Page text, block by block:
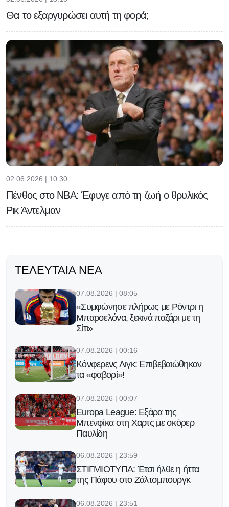
Θα το εξαργυρώσει αυτή τη φορά;
02.06.2026 | 10:30
Πένθος στο NBA: Έφυγε από τη ζωή ο θρυλικός
Ρικ Άντελμαν
ΤΕΛΕΥΤΑΊΑ ΝΈΑ
07.08.2026 | 08:05
«Συμφώνησε πλήρως με Ρόντρι η
Μπαρσελόνα, ξεκινά παζάρι με τη
Σίτι»
07.08.2026 | 00:16
Κόνφερενς Λιγκ: Επιβεβαιώθηκαν
τα «φαβορί»!
07.08.2026 | 00:07
Europa League: Εξάρα της
Μπενφίκα στη Χαρτς με σκόρερ
Παυλίδη
06.08.2026 | 23:59
ΣΤΙΓΜΙΟΤΥΠΑ: Έτσι ήλθε η ήττα
της Πάφου στο Ζάλτσμπουργκ
06.08.2026 | 23:51